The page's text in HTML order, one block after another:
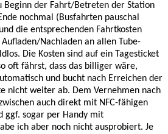
Beginn der Fahrt/Betreten der Station
nochmal (Busfahrten pauschal
die entsprechenden Fahrtkosten
Nachladen an allen Tube-
Die Kosten sind auf ein Tagesticket
oft fährst, dass das billiger wäre,
und bucht nach Erreichen der
nicht weiter ab. Dem Vernehmen nach
auch direkt mit NFC-fähigen
ggf. sogar per Handy mit
ich aber noch nicht ausprobiert. Je